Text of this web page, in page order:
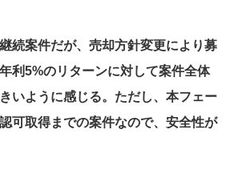
続案件だが、売却方針変更により募
利5%のリターンに対して案件全体
いように感じる。ただし、本フェー
可取得までの案件なので、安全性が